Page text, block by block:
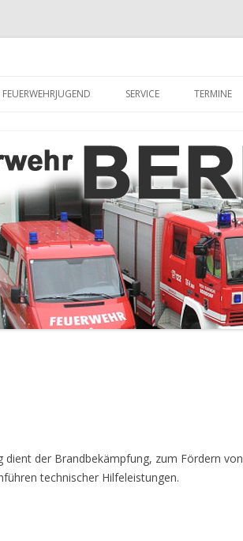
FEUERWEHRJUGEND SERVICE TERMINE
dient der Brandbekämpfung, zum Fördern von
technischer Hilfeleistungen.